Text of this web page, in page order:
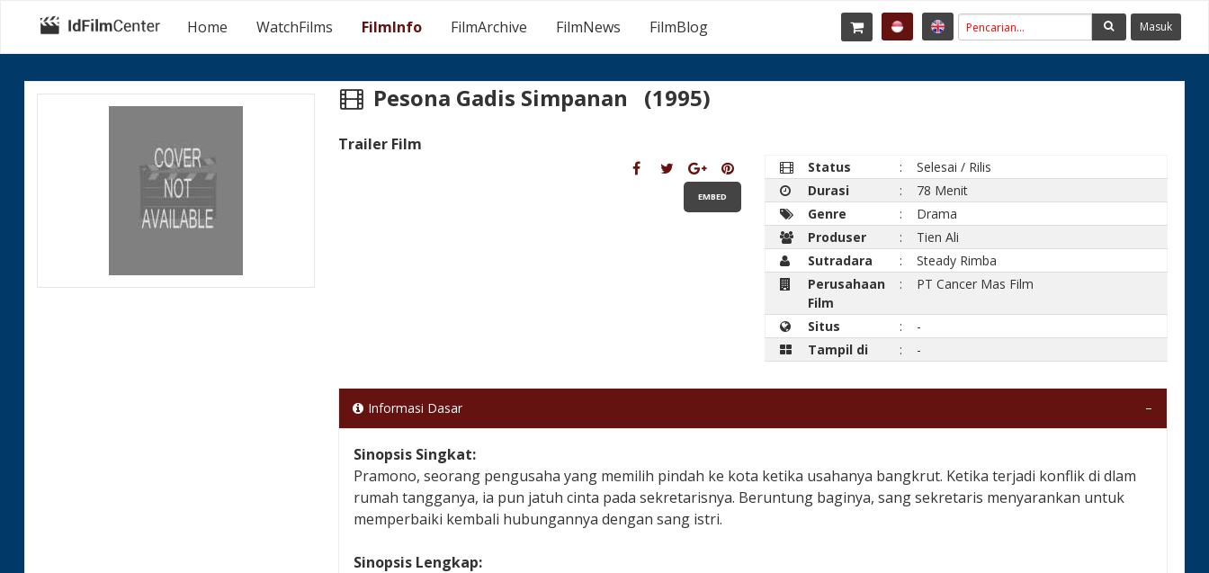
Home WatchFilms FilmInfo FilmArchive FilmNews FilmBlog Masuk
Pesona Gadis Simpanan (1995)
Trailer Film
EMBED
Status :
Selesai / Rilis
Durasi
:
78 Menit
Genre
:
Drama
Produser
:
Tien Ali
Sutradara
:
Steady Rimba
Perusahaan
Film
: PT Cancer Mas Film
Situs :
-
Tampil di
: -
Informasi Dasar
Sinopsis Singkat:
Pramono, seorang pengusaha yang memilih pindah ke kota ketika usahanya bangkrut. Ketika terjadi konflik di dlam
rumah tangganya, ia pun jatuh cinta pada sekretarisnya. Beruntung baginya, sang sekretaris menyarankan untuk
memperbaiki kembali hubungannya dengan sang istri.
Sinopsis Lengkap: